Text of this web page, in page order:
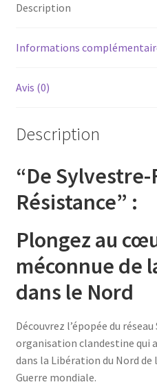
Description
Informations
Avis (0)
Description
“De
Résistance” :
Plongez au
méconnue de
dans le Nord
Découvrez l’épopée du
organisation clandestine qui
dans la Libération du Nord de
Guerre mondiale.